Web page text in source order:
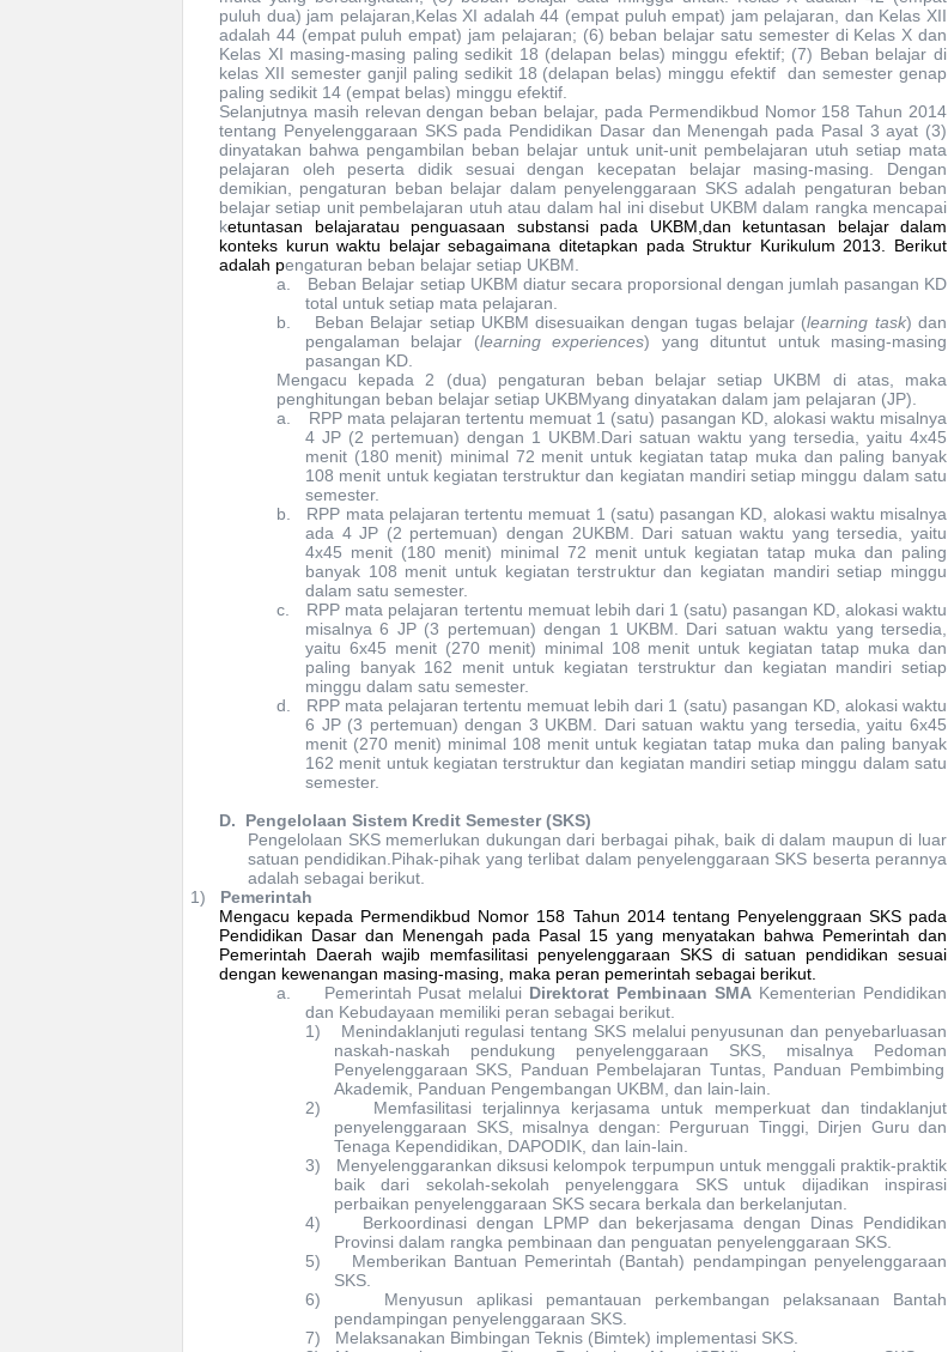
puluh dua) jam pelajaran,Kelas XI adalah 44 (empat puluh empat) jam pelajaran, dan Kelas XII
adalah 44 (empat puluh empat) jam pelajaran; (6) beban belajar satu semester di Kelas X dan
Kelas XI masing-masing paling sedikit 18 (delapan belas) minggu efektif; (7) Beban belajar di
kelas XII semester ganjil paling sedikit 18 (delapan belas) minggu efektif
dan semester genap
paling sedikit 14 (empat belas) minggu efektif.
Selanjutnya masih relevan dengan beban belajar, pada Permendikbud Nomor 158 Tahun 2014
tentang Penyelenggaraan SKS pada Pendidikan Dasar dan Menengah pada Pasal 3 ayat (3)
dinyatakan bahwa pengambilan beban belajar untuk unit-unit pembelajaran utuh setiap mata
pelajaran oleh peserta didik sesuai dengan kecepatan belajar masing-masing. Dengan
demikian, pengaturan beban belajar dalam penyelenggaraan SKS adalah pengaturan beban
belajar setiap unit pembelajaran utuh atau dalam hal ini disebut UKBM dalam rangka mencapai
ketuntasan belajaratau penguasaan substansi pada UKBM, dan ketuntasan belajar dalam
konteks kurun waktu belajarsebagaimana ditetapkan pada Struktur Kurikulum 2013. Berikut
adalah pengaturan beban belajar setiap UKBM.
a.
Beban Belajar setiap UKBM diatur secara proporsional dengan jumlah pasangan KD
total untuk setiap mata pelajaran.
b.
Beban Belajar setiap UKBM disesuaikan dengan tugas belajar (learning task) dan
pengalaman belajar (learning experiences) yang dituntut untuk masing-masing
pasangan KD.
Mengacu kepada 2 (dua) pengaturan beban belajar setiap UKBM
di atas,
maka
penghitungan beban belajar setiap UKBMyang dinyatakan dalam jam pelajaran (JP)
a.
RPP mata pelajaran tertentu memuat 1 (satu) pasangan KD, alokasi waktu misalnya
4 JP (2 pertemuan) dengan 1 UKBM Dari satuan waktu yang tersedia, yaitu 4x45
menit (180 menit) minimal 72 menit untuk kegiatan tatap muka dan paling banyak
108 menit untuk kegiatan terstruktur dan kegiatan mandiri setiap minggu dalam satu
semester.
b.
RPP mata pelajaran tertentu memuat 1 (satu) pasangan KD, alokasi waktu misalnya
ada 4 JP (2 pertemuan) dengan 2UKBM
Dari satuan waktu yang tersedia, yaitu
4x45 menit (180 menit) minimal 72 menit untuk kegiatan tatap muka dan paling
banyak 108 menit untuk kegiatan terstruktur dan kegiatan mandiri setiap minggu
dalam satu semester.
c.
RPP mata pelajaran tertentu memuat lebih dari 1 (satu) pasangan KD, alokasi waktu
misalnya 6 JP (3 pertemuan) dengan 1 UKBM
Dari satuan waktu yang tersedia,
yaitu 6x45 menit (270 menit) minimal 108 menit untuk kegiatan tatap muka dan
paling banyak 162 menit untuk kegiatan terstruktur dan kegiatan mandiri setiap
minggu dalam satu semester.
d.
RPP mata pelajaran tertentu memuat lebih dari 1 (satu) pasangan KD, alokasi waktu
6 JP (3 pertemuan) dengan 3 UKBM
Dari satuan waktu yang tersedia, yaitu 6x45
menit (270 menit) minimal 108 menit untuk kegiatan tatap muka dan paling banyak
162 menit untuk kegiatan terstruktur dan kegiatan mandiri setiap minggu dalam satu
semester.
D.
Pengelolaan Sistem Kredit Semester (SKS)
Pengelolaan SKS memerlukan dukungan dari berbagai pihak, baik di dalam maupun di luar
satuan pendidikan.Pihak-pihak yang terlibat dalam penyelenggaraan SKS beserta perannya
adalah sebagai berikut.
1)
Pemerintah
Mengacu kepada Permendikbud Nomor 158 Tahun 2014 tentang Penyelenggraan SKS pada
Pendidikan Dasar dan Menengah pada Pasal 15 yang menyatakan bahwa Pemerintah dan
Pemerintah Daerah wajib memfasilitasi penyelenggaraan SKS di satuan pendidikan sesuai
dengan kewenangan masing-masing, maka peran pemerintah sebagai berikut.
a.
Pemerintah Pusat melalui Direktorat Pembinaan SMA Kementerian Pendidikan
dan Kebudayaan memiliki peran sebagai berikut.
1)
Menindaklanjuti regulasi tentang SKS melalui penyusunan dan penyebarluasan
naskah-naskah pendukung penyelenggaraan SKS, misalnya Pedoman
Penyelenggaraan SKS, Panduan Pembelajaran Tuntas, Panduan Pembimbing
Akademik, Panduan Pengembangan UKBM, dan lain-lain.
2)
Memfasilitasi terjalinnya kerjasama untuk memperkuat dan tindaklanjut
penyelenggaraan SKS, misalnya dengan: Perguruan Tinggi, Dirjen Guru dan
Tenaga Kependidikan, DAPODIK, dan lain-lain.
3)
Menyelenggarankan diksusi kelompok terpumpun untuk menggali praktik-praktik
baik dari sekolah-sekolah penyelenggara SKS untuk dijadikan inspirasi
perbaikan penyelenggaraan SKS secara berkala dan berkelanjutan.
4)
Berkoordinasi dengan LPMP dan bekerjasama dengan Dinas Pendidikan
Provinsi dalam rangka pembinaan dan penguatan penyelenggaraan SKS.
5)
Memberikan Bantuan Pemerintah (Bantah) pendampingan penyelenggaraan
SKS.
6)
Menyusun aplikasi pemantauan perkembangan pelaksanaan Bantah
pendampingan penyelenggaraan SKS.
7)
Melaksanakan Bimbingan Teknis (Bimtek) implementasi SKS.